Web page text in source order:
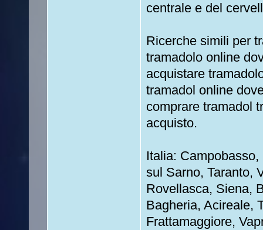
centrale e del
Ricerche simili per
tramadolo online
acquistare
tramadol online
comprare tramadol
acquisto.
Italia:
sul Sarno, Taranto,
Rovellasca, Siena,
Bagheria, Acireale,
Frattamaggiore,